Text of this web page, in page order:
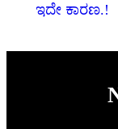
ಇದೇ ಕಾರಣ.!